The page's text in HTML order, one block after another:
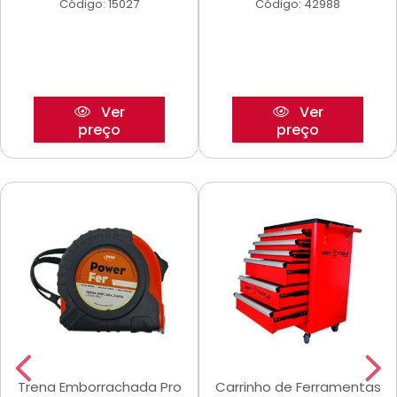
Código: 15027
Ver
preço
Código: 42988
Ver
preço
Trena Emborrachada Pro
Carrinho de Ferramentas